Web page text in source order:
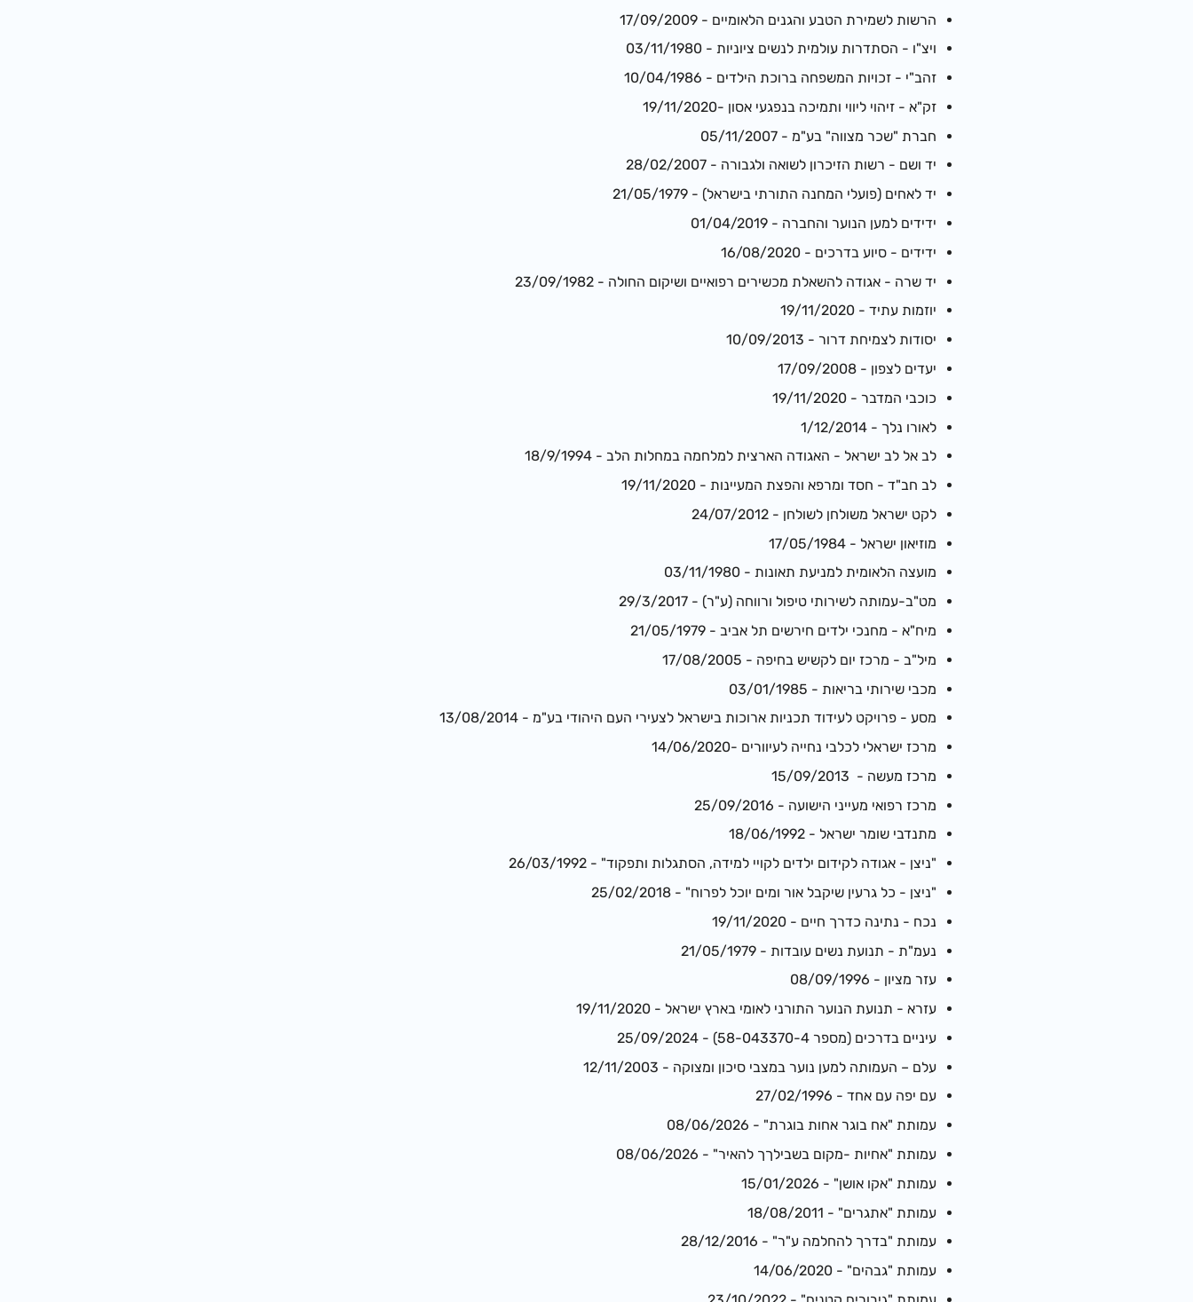
הרשות לשמירת הטבע והגנים הלאומיים - 17/09/2009
ויצ"ו - הסתדרות עולמית לנשים ציוניות - 03/11/1980
זהב"י - זכויות המשפחה ברוכת הילדים - 10/04/1986
זק"א - זיהוי ליווי ותמיכה בנפגעי אסון -19/11/2020
חברת "שכר מצווה" בע"מ - 05/11/2007
יד ושם - רשות הזיכרון לשואה ולגבורה - 28/02/2007
יד לאחים (פועלי המחנה התורתי בישראל) - 21/05/1979
ידידים למען הנוער והחברה - 01/04/2019
ידידים - סיוע בדרכים - 16/08/2020
יד שרה - אגודה להשאלת מכשירים רפואיים ושיקום החולה - 23/09/1982
יוזמות עתיד - 19/11/2020
יסודות לצמיחת דרור - 10/09/2013
יעדים לצפון - 17/09/2008
כוכבי המדבר - 19/11/2020
לאורו נלך - 1/12/2014
לב אל לב ישראל - האגודה הארצית למלחמה במחלות הלב - 18/9/1994
לב חב"ד - חסד ומרפא והפצת המעיינות - 19/11/2020
לקט ישראל משולחן לשולחן - 24/07/2012
מוזיאון ישראל - 17/05/1984
מועצה הלאומית למניעת תאונות - 03/11/1980
מט"ב-עמותה לשירותי טיפול ורווחה (ע"ר) - 29/3/2017
מיח"א - מחנכי ילדים חירשים תל אביב - 21/05/1979
מיל"ב - מרכז יום לקשיש בחיפה - 17/08/2005
מכבי שירותי בריאות - 03/01/1985
מסע - פרויקט לעידוד תכניות ארוכות בישראל לצעירי העם היהודי בע"מ - 13/08/2014
מרכז ישראלי לכלבי נחייה לעיוורים -14/06/2020
מרכז מעשה - 15/09/2013
מרכז רפואי מעייני הישועה - 25/09/2016
מתנדבי שומר ישראל - 18/06/1992
"ניצן - אגודה לקידום ילדים לקויי למידה, הסתגלות ותפקוד" - 26/03/1992
"ניצן - כל גרעין שיקבל אור ומים יוכל לפרוח" - 25/02/2018
נכח - נתינה כדרך חיים - 19/11/2020
נעמ"ת - תנועת נשים עובדות - 21/05/1979
עזר מציון - 08/09/1996
עזרא - תנועת הנוער התורני לאומי בארץ ישראל - 19/11/2020
עיניים בדרכים (מספר 58-043370-4) - 25/09/2024
עלם – העמותה למען נוער במצבי סיכון ומצוקה - 12/11/2003
עם יפה עם אחד - 27/02/1996
עמותת "אח בוגר אחות בוגרת" - 08/06/2026
עמותת "אחיות -מקום בשבילךך להאיר" - 08/06/2026
עמותת "אקו אושן" - 15/01/2026
עמותת "אתגרים" - 18/08/2011
עמותת "בדרך להחלמה ע"ר" - 28/12/2016
עמותת "גבהים" - 14/06/2020